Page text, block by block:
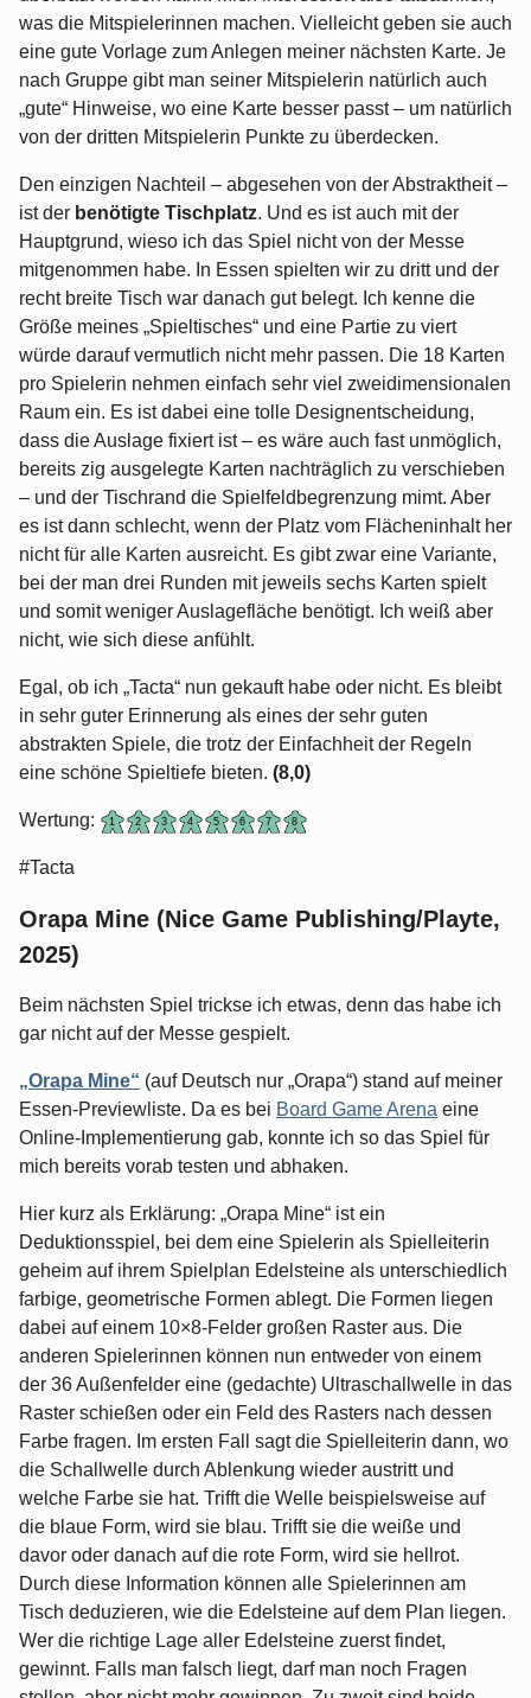
was die Mitspielerinnen machen. Vielleicht geben sie auch
eine gute Vorlage zum Anlegen meiner nächsten Karte. Je
nach Gruppe gibt man seiner Mitspielerin natürlich auch
„gute“ Hinweise, wo eine Karte besser passt – um natürlich
von der dritten Mitspielerin Punkte zu überdecken.
Den einzigen Nachteil – abgesehen von der Abstraktheit –
ist der benötigte Tischplatz. Und es ist auch mit der
Hauptgrund, wieso ich das Spiel nicht von der Messe
mitgenommen habe. In Essen spielten wir zu dritt und der
recht breite Tisch war danach gut belegt. Ich kenne die
Größe meines „Spieltisches“ und eine Partie zu viert
würde darauf vermutlich nicht mehr passen. Die 18 Karten
pro Spielerin nehmen einfach sehr viel zweidimensionalen
Raum ein. Es ist dabei eine tolle Designentscheidung,
dass die Auslage fixiert ist – es wäre auch fast unmöglich,
bereits zig ausgelegte Karten nachträglich zu verschieben
– und der Tischrand die Spielfeldbegrenzung mimt. Aber
es ist dann schlecht, wenn der Platz vom Flächeninhalt her
nicht für alle Karten ausreicht. Es gibt zwar eine Variante,
bei der man drei Runden mit jeweils sechs Karten spielt
und somit weniger Auslagefläche benötigt. Ich weiß aber
nicht, wie sich diese anfühlt.
Egal, ob ich „Tacta“ nun gekauft habe oder nicht. Es bleibt
in sehr guter Erinnerung als eines der sehr guten
abstrakten Spiele, die trotz der Einfachheit der Regeln
eine schöne Spieltiefe bieten. (8,0)
Wertung:
#Tacta
Orapa Mine (Nice Game Publishing/Playte,
2025)
Beim nächsten Spiel trickse ich etwas, denn das habe ich
gar nicht auf der Messe gespielt.
„Orapa Mine“ (auf Deutsch nur „Orapa“) stand auf meiner
Essen-Previewliste. Da es bei Board Game Arena eine
Online-Implementierung gab, konnte ich so das Spiel für
mich bereits vorab testen und abhaken.
Hier kurz als Erklärung: „Orapa Mine“ ist ein
Deduktionsspiel, bei dem eine Spielerin als Spielleiterin
geheim auf ihrem Spielplan Edelsteine als unterschiedlich
farbige, geometrische Formen ablegt. Die Formen liegen
dabei auf einem 10×8-Felder großen Raster aus. Die
anderen Spielerinnen können nun entweder von einem
der 36 Außenfelder eine (gedachte) Ultraschallwelle in das
Raster schießen oder ein Feld des Rasters nach dessen
Farbe fragen. Im ersten Fall sagt die Spielleiterin dann, wo
die Schallwelle durch Ablenkung wieder austritt und
welche Farbe sie hat. Trifft die Welle beispielsweise auf
die blaue Form, wird sie blau. Trifft sie die weiße und
davor oder danach auf die rote Form, wird sie hellrot.
Durch diese Information können alle Spielerinnen am
Tisch deduzieren, wie die Edelsteine auf dem Plan liegen.
Wer die richtige Lage aller Edelsteine zuerst findet,
gewinnt. Falls man falsch liegt, darf man noch Fragen